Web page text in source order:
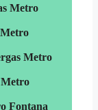
Metro
Metro
Fontana